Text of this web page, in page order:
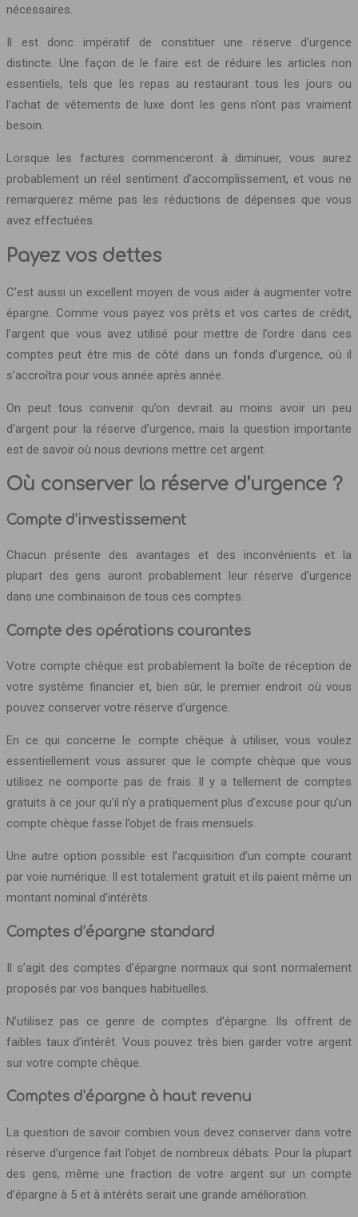
nécessaires.
Il est donc impératif de constituer une réserve d’urgence
distincte. Une façon de le faire est de réduire les articles non
essentiels, tels que les repas au restaurant tous les jours ou
l’achat de vêtements de luxe dont les gens n’ont pas vraiment
besoin.
Lorsque les factures commenceront à diminuer, vous aurez
probablement un réel sentiment d’accomplissement, et vous ne
remarquerez même pas les réductions de dépenses que vous
avez effectuées.
Payez vos dettes
C’est aussi un excellent moyen de vous aider à augmenter votre
épargne. Comme vous payez vos prêts et vos cartes de crédit,
l’argent que vous avez utilisé pour mettre de l’ordre dans ces
comptes peut être mis de côté dans un fonds d’urgence, où il
s’accroîtra pour vous année après année.
On peut tous convenir qu’on devrait au moins avoir un peu
d’argent pour la réserve d’urgence, mais la question importante
est de savoir où nous devrions mettre cet argent.
Où conserver la réserve d’urgence ?
Compte d’investissement
Chacun présente des avantages et des inconvénients et la
plupart des gens auront probablement leur réserve d’urgence
dans une combinaison de tous ces comptes.
Compte des opérations courantes
Votre compte chèque est probablement la boîte de réception de
votre système financier et, bien sûr, le premier endroit où vous
pouvez conserver votre réserve d’urgence.
En ce qui concerne le compte chèque à utiliser, vous voulez
essentiellement vous assurer que le compte chèque que vous
utilisez ne comporte pas de frais. Il y a tellement de comptes
gratuits à ce jour qu’il n’y a pratiquement plus d’excuse pour qu’un
compte chèque fasse l’objet de frais mensuels.
Une autre option possible est l’acquisition d’un compte courant
par voie numérique. Il est totalement gratuit et ils paient même un
montant nominal d’intérêts.
Comptes d’épargne standard
Il s’agit des comptes d’épargne normaux qui sont normalement
proposés par vos banques habituelles.
N’utilisez pas ce genre de comptes d’épargne. Ils offrent de
faibles taux d’intérêt. Vous pouvez très bien garder votre argent
sur votre compte chèque.
Comptes d’épargne à haut revenu
La question de savoir combien vous devez conserver dans votre
réserve d’urgence fait l’objet de nombreux débats. Pour la plupart
des gens, même une fraction de votre argent sur un compte
d’épargne à 5 et à intérêts serait une grande amélioration.